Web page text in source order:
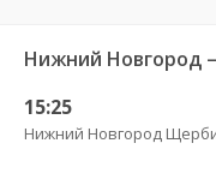
Нижний Новгород
15:25
Нижний Новгород